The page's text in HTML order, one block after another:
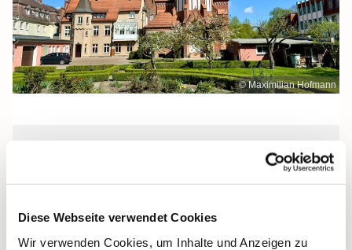
Diese Webseite verwendet Cookies
Wir verwenden Cookies, um Inhalte und Anzeigen zu
© Maximilian Hofmann
Sonntag, 31. Oktober 2027, 10:30 Uhr
Maria Rosenkranzkönigin, Reiferstraße
2A, 17109 Demmin